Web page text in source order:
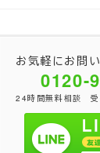
お気軽にお問
0120-
24時間無料相談 受